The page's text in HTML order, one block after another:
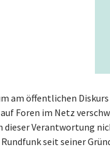
am öffentlichen
Foren im Netz
dieser Verantwortung
seit seiner